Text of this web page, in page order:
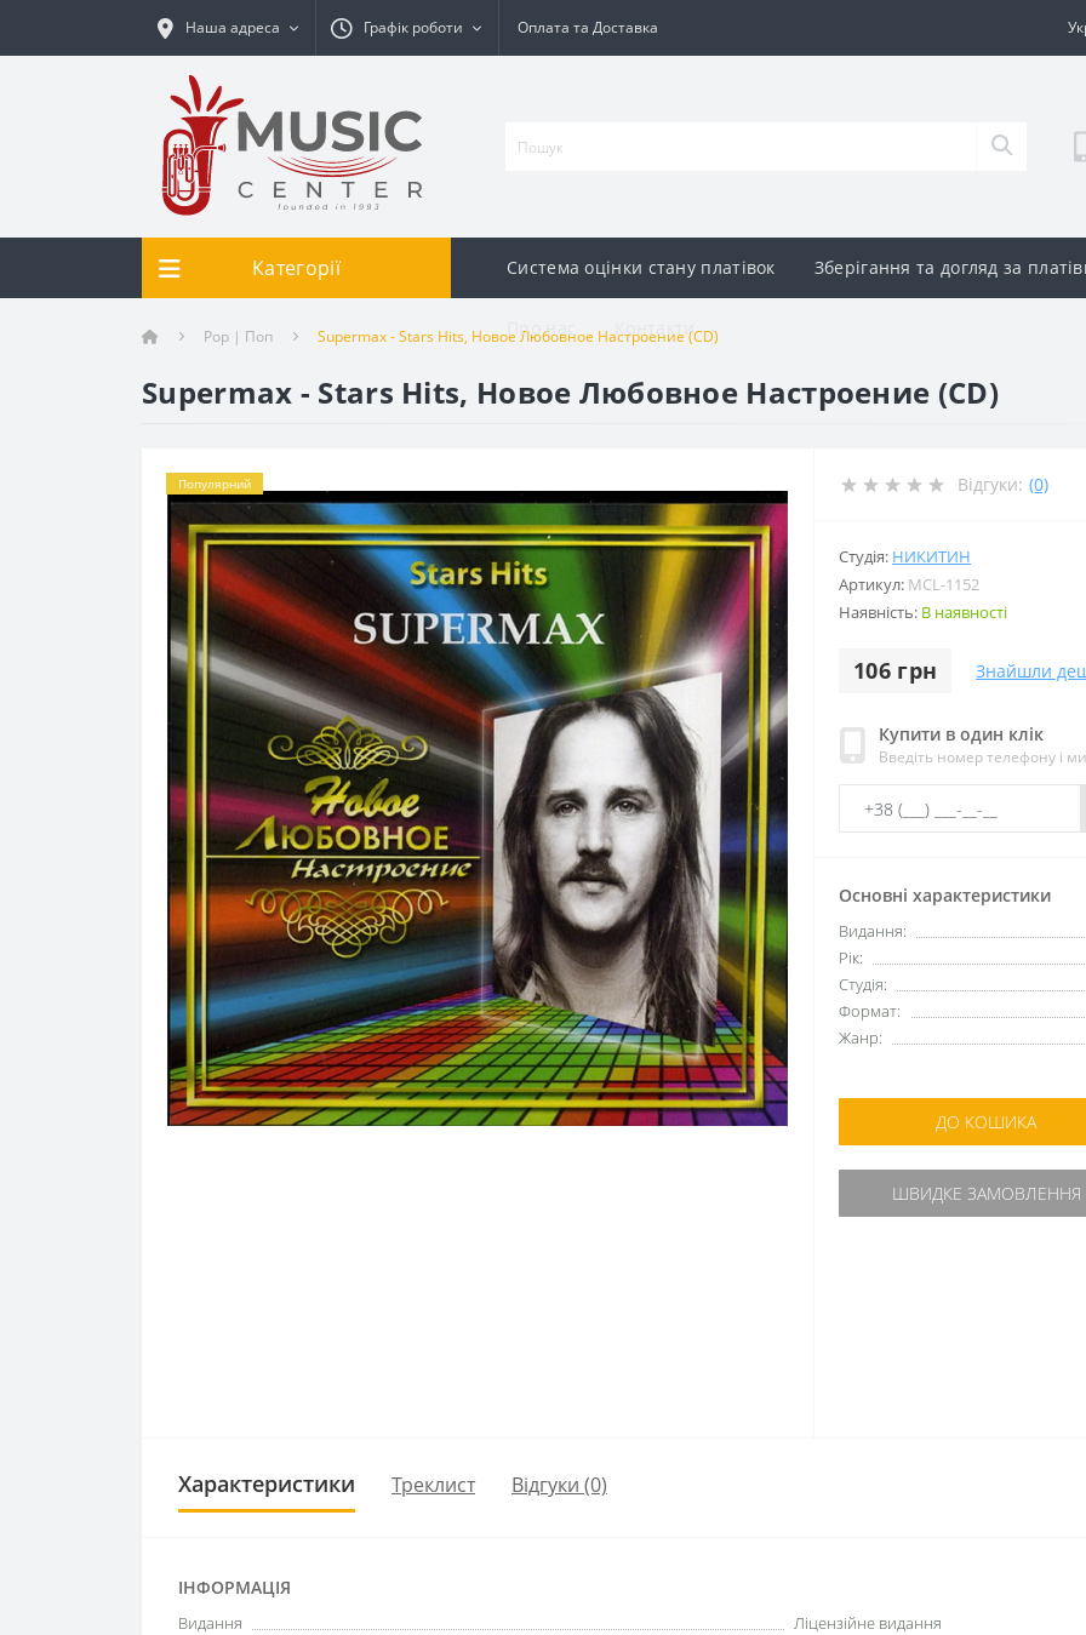
Наша адреса Графік роботи Оплата та Доставка
Категорії Система оцінки стану платівок Зберігання та догляд за
Про нас Контакти
Pop | Поп Supermaх - Stars Hits, Новое Любовное Настроение (CD)
Supermaх - Stars Hits, Новое Любовное Настроение (CD)
Популярний Відгуки: (0)
Студія: НИКИТИН
Артикул: MCL-1152
Наявність: В наявності
106 грн Знайшли
Купити в один клік
Введіть номер телефону і
Основні характеристики
Видання:
Рік:
Студія:
Формат:
Жанр:
ДО КОШИКА
ШВИДКЕ ЗАМОВЛЕННЯ
Характеристики Треклист Відгуки (0)
ІНФОРМАЦІЯ
Видання
Ліцензійне видання